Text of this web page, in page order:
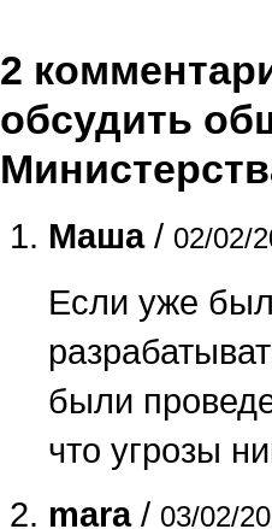
2
обсудить
Маша/ 02/02/
Если уже
были
что угрозы
mara/ 03/02/